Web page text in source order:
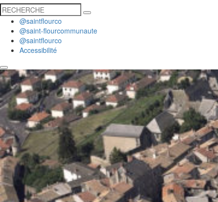
@saintflourco
@saint-flourcommunaute
@saintflourco
Accessibilité